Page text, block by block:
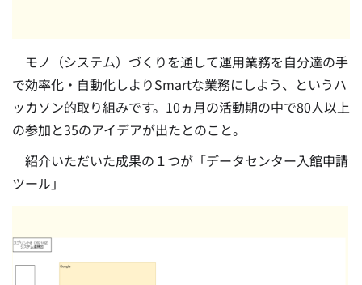
モノ（システム）づくりを通して運用業務を自分達の手
で効率化・自動化しよりSmartな業務にしよう、というハ
ッカソン的取り組みです。10ヵ月の活動期の中で80人以上
の参加と35のアイデアが出たとのこと。
紹介いただいた成果の１つが「データセンター入館申請
ツール」